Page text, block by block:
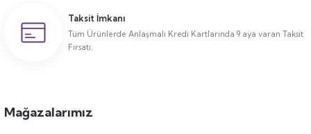
Taksit İmkanı
Tüm Ürünlerde Anlaşmalı Kredi Kartlarında 9 aya varan Taksit
Fırsatı.
Mağazalarımız